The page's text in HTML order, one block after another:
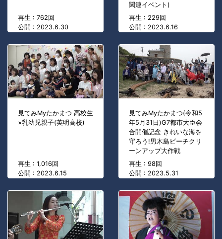
再生 : 762回
公開 : 2023.6.30
関連イベント)
再生 : 229回
公開 : 2023.6.16
見てみMyたかまつ 高校生
×乳幼児親子(英明高校)
再生 : 1,016回
公開 : 2023.6.15
見てみMyたかまつ(令和5
年5月31日)G7都市大臣会
合開催記念 きれいな海を
守ろう!男木島ビーチクリ
ーンアップ大作戦
再生 : 98回
公開 : 2023.5.31